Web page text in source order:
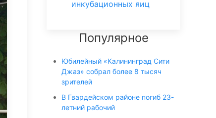
инкубационных яиц
Популярное
Юбилейный «Калининград Сити
Джаз» собрал более 8 тысяч
зрителей
В Гвардейском районе погиб 23-
летний рабочий